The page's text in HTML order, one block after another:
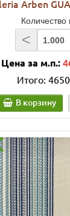
Arben
Количество
<
Цена за м.п.:
Итого:
В корзину